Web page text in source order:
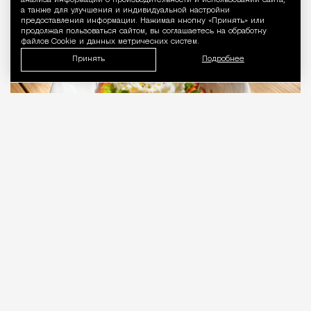
а также для улучшения и индивидуальной настройки
предоставления информации. Нажимая кнопку «Принять» или
продолжая пользоваться сайтом, вы соглашаетесь на обработку
файлов Cookie и данных метрических систем.
Принять Подробнее
Рестораны и бары Светлана Кесоян